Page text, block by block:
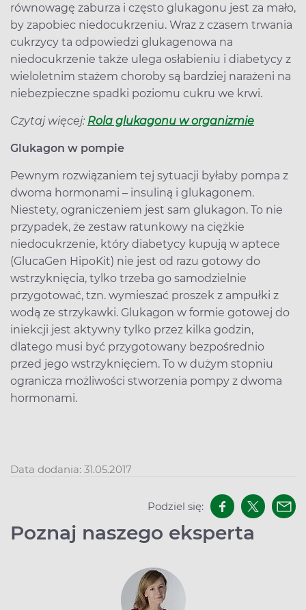
równowagę zaburza i często glukagonu jest za mało,
by zapobiec niedocukrzeniu. Wraz z czasem trwania
cukrzycy ta odpowiedzi glukagenowa na
niedocukrzenie także ulega osłabieniu i diabetycy z
wieloletnim stażem choroby są bardziej narażeni na
niebezpieczne spadki poziomu cukru we krwi.
Czytaj więcej: Rola glukagonu w organizmie
Glukagon w pompie
Pewnym rozwiązaniem tej sytuacji byłaby pompa z
dwoma hormonami – insuliną i glukagonem.
Niestety, ograniczeniem jest sam glukagon. To nie
przypadek, że zestaw ratunkowy na ciężkie
niedocukrzenie, który diabetycy kupują w aptece
(GlucaGen HipoKit) nie jest od razu gotowy do
wstrzyknięcia, tylko trzeba go samodzielnie
przygotować, tzn. wymieszać proszek z ampułki z
wodą ze strzykawki. Glukagon w formie gotowej do
iniekcji jest aktywny tylko przez kilka godzin,
dlatego musi być przygotowany bezpośrednio
przed jego wstrzyknięciem. To w dużym stopniu
ogranicza możliwości stworzenia pompy z dwoma
hormonami.
Data dodania: 31.05.2017
Podziel się:
Poznaj naszego eksperta